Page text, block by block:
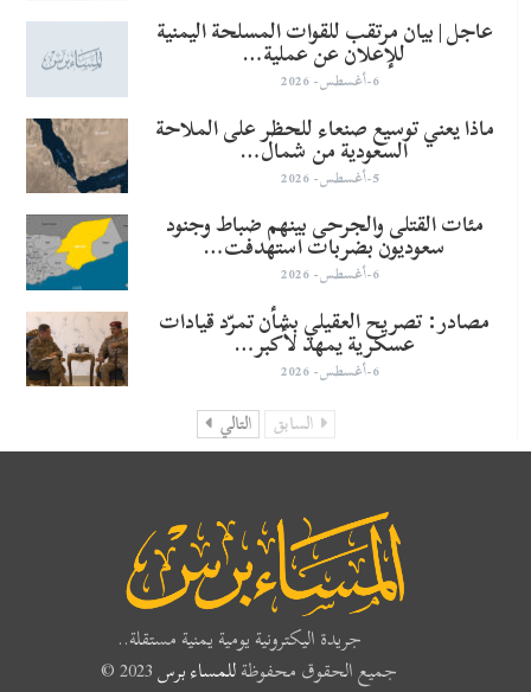
عاجل | بيان مرتقب للقوات المسلحة اليمنية
للإعلان عن عملية…
6-أغسطس- 2026
ماذا يعني توسيع صنعاء للحظر على الملاحة
السعودية من شمال…
5-أغسطس- 2026
مئات القتلى والجرحى بينهم ضباط وجنود
سعوديون بضربات استهدفت…
6-أغسطس- 2026
مصادر: تصريح العقيلي بشأن تمرّد قيادات
عسكرية يمهد لأكبر…
6-أغسطس- 2026
السابق التالي
جريدة اليكترونية يومية يمنية مستقلة..
جميع الحقوق محفوظةللمساء برس